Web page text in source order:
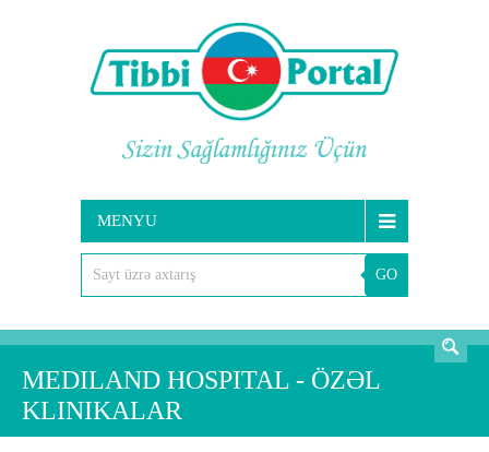
MENYU
GO
AXTARIŞ
MEDILAND HOSPITAL - ÖZƏL
KLINIKALAR